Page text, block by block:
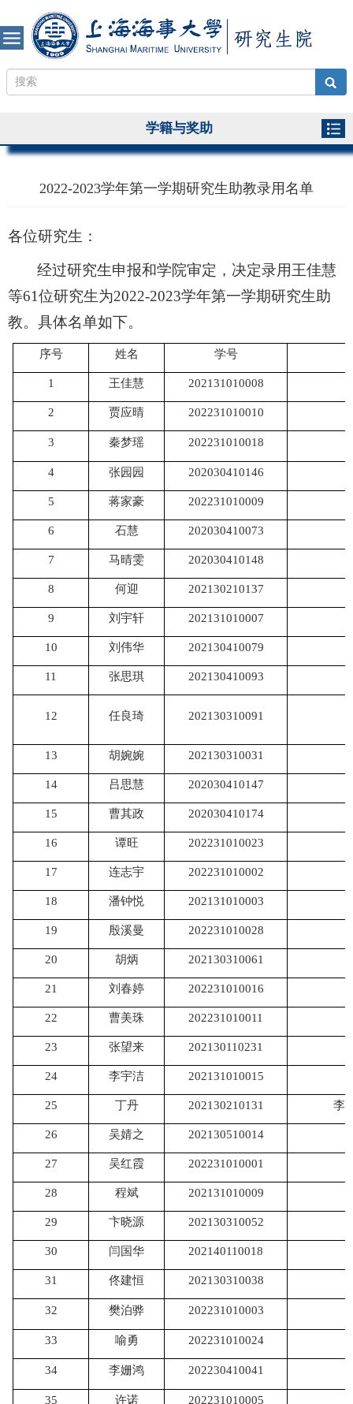
学籍与奖助
2022-2023学年第一学期研究生助教录用名单
各位研究生：
经过研究生申报和学院审定，决定录用王佳慧
等61位研究生为2022-2023学年第一学期研究生助
教。具体名单如下。
序号 姓名 学号
1 王佳慧 202131010008
2 贾应晴 202231010010
3 秦梦瑶 202231010018
4 张园园 202030410146
5 蒋家豪 202231010009
6 石慧 202030410073
7 马晴雯 202030410148
8 何迎 202130210137
9 刘宇轩 202131010007
10 刘伟华 202130410079
11 张思琪 202130410093
12 任良琦 202130310091
13 胡婉婉 202130310031
14 吕思慧 202030410147
15 曹其政 202030410174
16 谭旺 202231010023
17 连志宇 202231010002
18 潘钟悦 202131010003
19 殷溪曼 202231010028
20 胡炳 202130310061
21 刘春婷 202231010016
22 曹美珠 202231010011
23 张望来 202130110231
24 李宇洁 202131010015
25 丁丹 202130210131 李
26 吴婧之 202130510014
27 吴红霞 202231010001
28 程斌 202131010009
29 卞晓源 202130310052
30 闫国华 202140110018
31 佟建恒 202130310038
32 樊泊骅 202231010003
33 喻勇 202231010024
34 李姗鸿 202230410041
35 许诺 202231010005